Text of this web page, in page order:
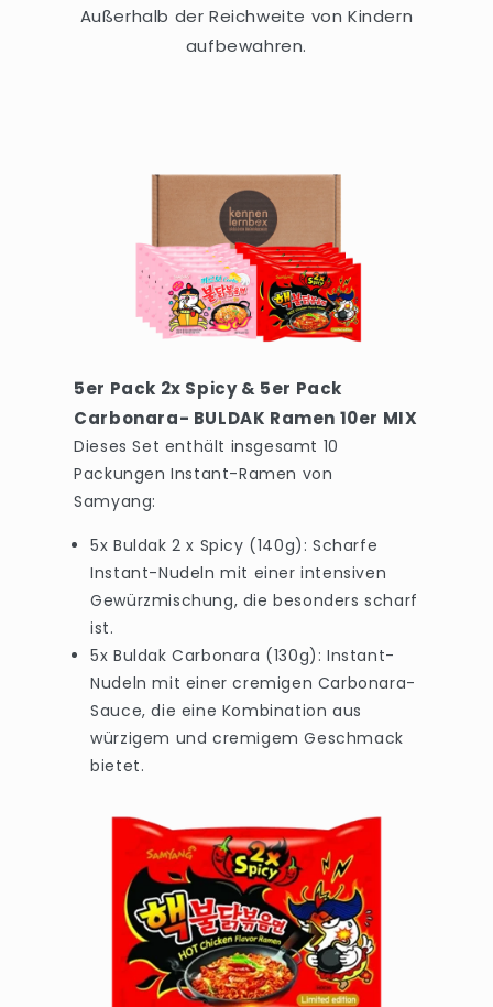
Außerhalb der Reichweite von Kindern
aufbewahren.
5er Pack 2x Spicy & 5er Pack
Carbonara- BULDAK Ramen 10er MIX
Dieses Set enthält insgesamt 10
Packungen Instant-Ramen von
Samyang:
5x Buldak 2 x Spicy (140g): Scharfe
Instant-Nudeln mit einer intensiven
Gewürzmischung, die besonders scharf
ist.
5x Buldak Carbonara (130g): Instant-
Nudeln mit einer cremigen Carbonara-
Sauce, die eine Kombination aus
würzigem und cremigem Geschmack
bietet.